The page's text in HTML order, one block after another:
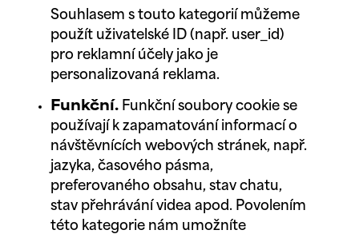
Souhlasem s touto kategorií můžeme
použít uživatelské ID (např. user_id)
pro reklamní účely jako je
personalizovaná reklama.
Funkční.Funkční soubory cookie se
používají k zapamatování informací o
návštěvnících webových stránek, např.
jazyka, časového pásma,
preferovaného obsahu, stav chatu,
stav přehrávání videa apod. Povolením
této kategorie nám umožníte